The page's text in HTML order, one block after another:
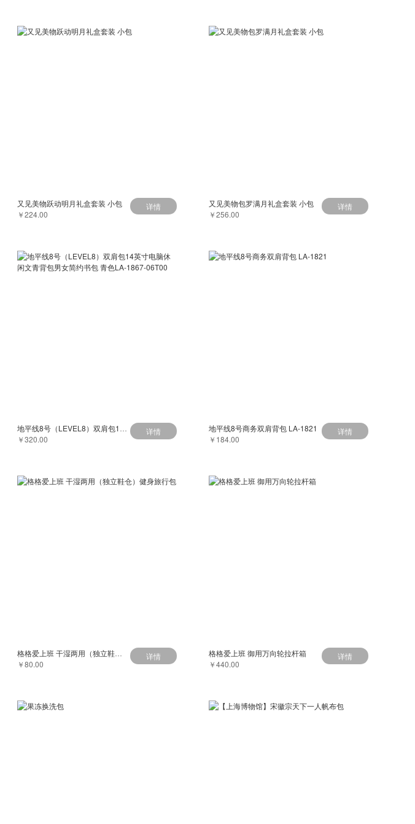
又见美物跃动明月礼盒套装 小包
￥224.00
详情
又见美物包罗满月礼盒套装 小包
￥256.00
详情
￥320.00
详情
地平线8号商务双肩背包 LA-1821
￥184.00
详情
￥80.00
详情
格格爱上班 御用万向轮拉杆箱
￥440.00
详情